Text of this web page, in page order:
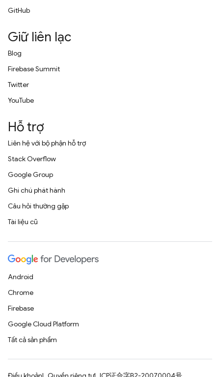
GitHub
Giữ liên lạc
Blog
Firebase Summit
Twitter
YouTube
Hỗ trợ
Liên hệ với bộ phận hỗ trợ
Stack Overflow
Google Group
Ghi chú phát hành
Câu hỏi thường gặp
Tài liệu cũ
Android
Chrome
Firebase
Google Cloud Platform
Tất cả sản phẩm